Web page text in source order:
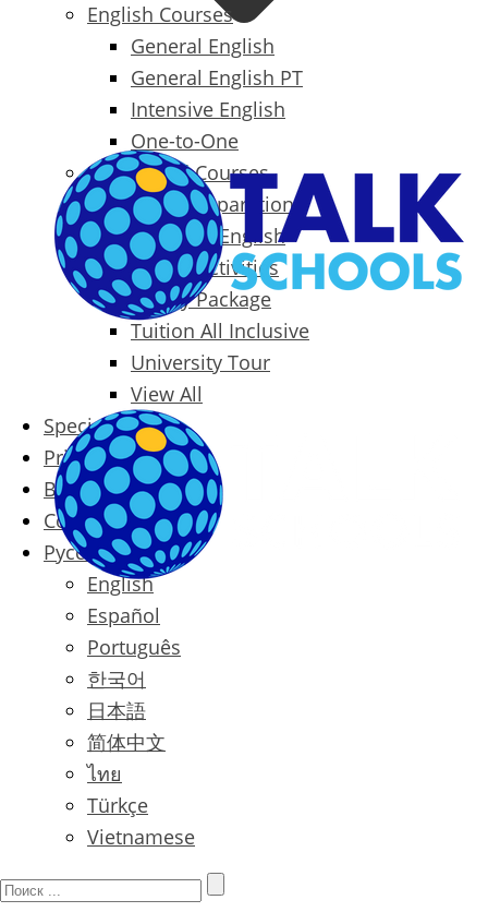
English Courses
General English
General English PT
Intensive English
One-to-One
Specialized Courses
Exam Preparation
Business English
Packages & Activities
Family Package
Tuition All Inclusive
University Tour
View All
Special Offers
Prices
Blog
Contact
Русский
English
Español
Português
한국어
日本語
简体中文
ไทย
Türkçe
Vietnamese